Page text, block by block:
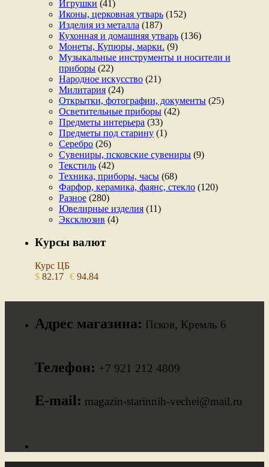
Игрушки (41)
Иконы, церковная утварь (152)
Изделия из металла (187)
Кухонная и домашняя утварь (136)
Монеты, Купюры, марки. (9)
Музыкальные инструменты и носители и
приборы (22)
Народное искусство (21)
Милитария (24)
Открытки, фотографии, документы (25)
Осветительные приборы (42)
Предметы интерьера (33)
Предметы под старину (1)
Серебро (26)
Сувениры, псковские сувениры (9)
Текстиль (42)
Техника, приборы, часы (68)
Фарфор, керамика, фаянс, стекло (120)
Разное (280)
Ювелирные изделия (11)
Эксклюзив (4)
Курсы валют
Курс ЦБ
$ 82.17 € 94.84
Адрес магазина: Псков, Кремль 6
Телефон: +7 921 212 4809
E-mail: magazin-starinnih-vechei@mail.ru